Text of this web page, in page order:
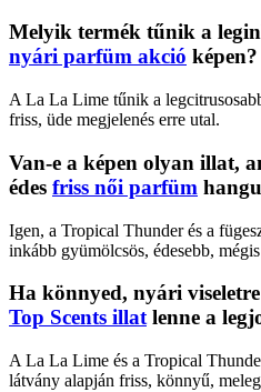
Melyik termék tűnik a
nyári parfüm akció képen?
A La La Lime tűnik a
friss, üde megjelenés erre utal.
Van-e a képen olyan illat,
édes friss női parfüm
Igen, a Tropical Thunder és a
inkább gyümölcsös, édesebb,
Ha könnyed, nyári
Top Scents illatlenne a
A La La Lime és a Tropical
látvány alapján friss, könnyű,